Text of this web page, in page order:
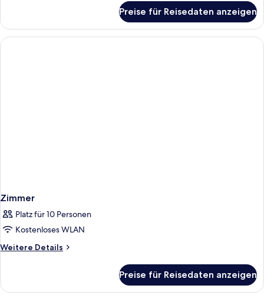
Preise für Reisedaten anzeigen
Zimmer
Platz für 10 Personen
Kostenloses WLAN
Weitere Details
Weitere
Preise für Reisedaten anzeigen